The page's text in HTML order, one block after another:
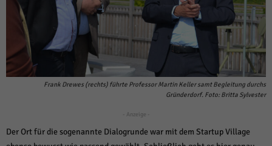
Frank Drewes (rechts) führte Professor Martin Keller samt Begleitung durchs
Gründerdorf. Foto: Britta Sylvester
- Anzeige -
Der Ort für die sogenannte Dialogrunde war mit dem Startup Village